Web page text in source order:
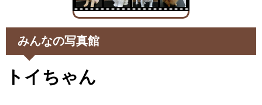
みんなの写真館
トイちゃん